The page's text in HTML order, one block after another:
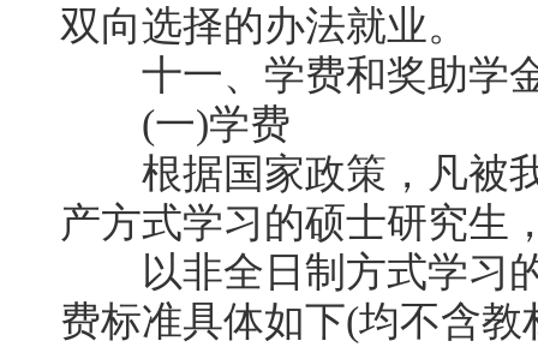
双向选择的办法就业。
十一、学费和奖助学
(一)学费
根据国家政策，凡被我
产方式学习的硕士研究生
以非全日制方式学习的
费标准具体如下(均不含